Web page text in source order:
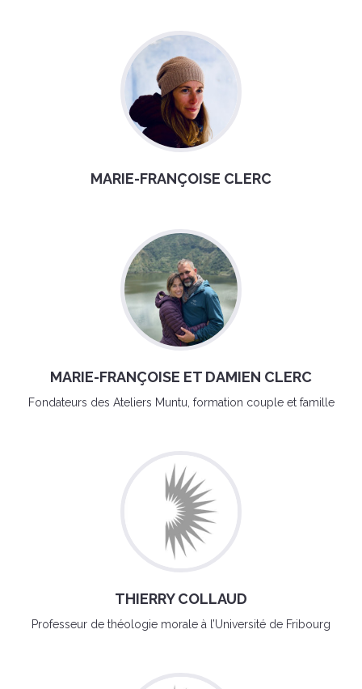
MARIE-FRANÇOISE CLERC
MARIE-FRANÇOISE ET DAMIEN CLERC
Fondateurs des Ateliers Muntu, formation couple et famille
THIERRY COLLAUD
Professeur de théologie morale à l’Université de Fribourg